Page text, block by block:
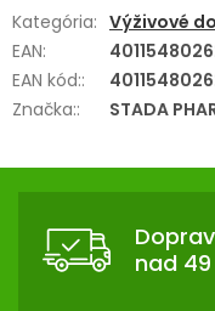
Kategória: Výživové
EAN:
EAN kód::
Značka:: STADA
nad